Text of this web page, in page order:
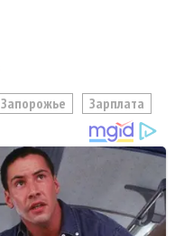
Запорожье Зарплата